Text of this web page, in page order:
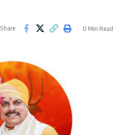
Share 0 Min Read